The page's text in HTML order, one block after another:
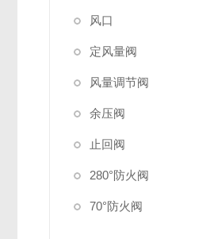
风口
定风量阀
风量调节阀
余压阀
止回阀
280°防火阀
70°防火阀